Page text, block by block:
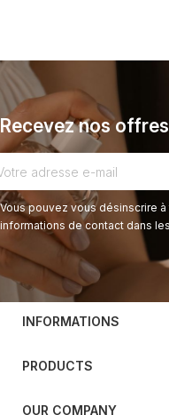
Recevez nos
Vous pouvez vous désinscrire
informations de contact dans
INFORMATIONS
PRODUCTS
OUR COMPANY